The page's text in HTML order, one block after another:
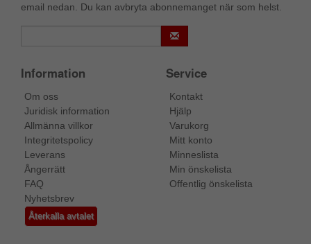
email nedan. Du kan avbryta abonnemanget när som helst.
Information
Om oss
Juridisk information
Allmänna villkor
Integritetspolicy
Leverans
Ångerrätt
FAQ
Nyhetsbrev
Återkalla avtalet
Service
Kontakt
Hjälp
Varukorg
Mitt konto
Minneslista
Min önskelista
Offentlig önskelista